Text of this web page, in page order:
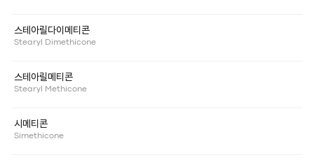
스테아릴다이메티콘
Stearyl Dimethicone
스테아릴메티콘
Stearyl Methicone
시메티콘
Simethicone